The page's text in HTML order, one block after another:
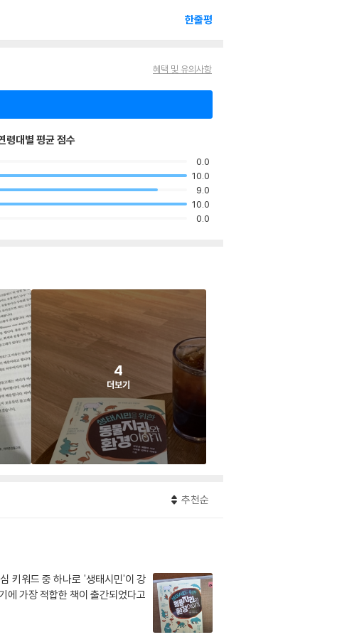
한줄평
혜택 및 유의사항
령대별 평균 점수
0.0
10.0
9.0
10.0
0.0
4
더보기
추천순
키워드 중 하나로 '생태시민'이 강
에 가장 적합한 책이 출간되었다고